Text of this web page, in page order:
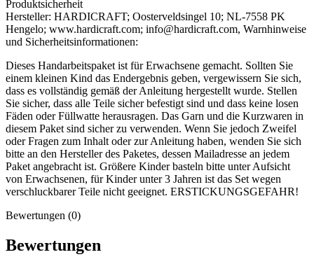
Produktsicherheit
Hersteller: HARDICRAFT; Oosterveldsingel 10; NL-7558 PK
Hengelo; www.hardicraft.com; info@hardicraft.com, Warnhinweise
und Sicherheitsinformationen:
Dieses Handarbeitspaket ist für Erwachsene gemacht. Sollten Sie
einem kleinen Kind das Endergebnis geben, vergewissern Sie sich,
dass es vollständig gemäß der Anleitung hergestellt wurde. Stellen
Sie sicher, dass alle Teile sicher befestigt sind und dass keine losen
Fäden oder Füllwatte herausragen. Das Garn und die Kurzwaren in
diesem Paket sind sicher zu verwenden. Wenn Sie jedoch Zweifel
oder Fragen zum Inhalt oder zur Anleitung haben, wenden Sie sich
bitte an den Hersteller des Paketes, dessen Mailadresse an jedem
Paket angebracht ist. Größere Kinder basteln bitte unter Aufsicht
von Erwachsenen, für Kinder unter 3 Jahren ist das Set wegen
verschluckbarer Teile nicht geeignet. ERSTICKUNGSGEFAHR!
Bewertungen (0)
Bewertungen